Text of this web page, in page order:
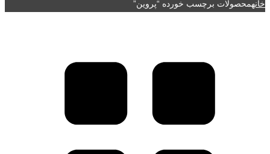
خانهمحصولات برچسب خورده “پروین”